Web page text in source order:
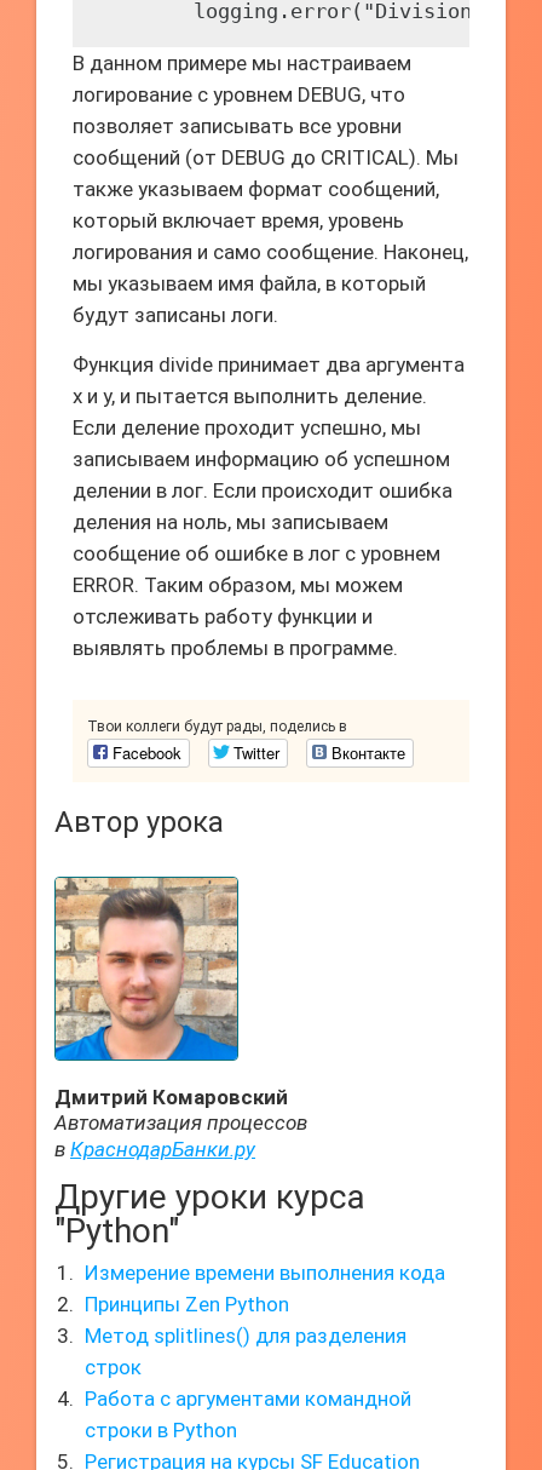
В данном примере мы настраиваем
логирование с уровнем DEBUG, что
позволяет записывать все уровни
сообщений (от DEBUG до CRITICAL). Мы
также указываем формат сообщений,
который включает время, уровень
логирования и само сообщение. Наконец,
мы указываем имя файла, в который
будут записаны логи.
Функция divide принимает два аргумента
x и y, и пытается выполнить деление.
Если деление проходит успешно, мы
записываем информацию об успешном
делении в лог. Если происходит ошибка
деления на ноль, мы записываем
сообщение об ошибке в лог с уровнем
ERROR. Таким образом, мы можем
отслеживать работу функции и
выявлять проблемы в программе.
Твои коллеги будут рады, поделись в
Facebook Twitter Вконтакте
Автор урока
Дмитрий Комаровский
Автоматизация процессов
в КраснодарБанки.ру
Другие уроки курса
"Python"
Измерение времени выполнения кода
Принципы Zen Python
Метод splitlines() для разделения
строк
Работа с аргументами командной
строки в Python
Регистрация на курсы SF Education